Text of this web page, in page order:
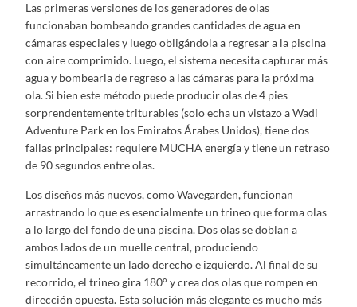
Las primeras versiones de los generadores de olas
funcionaban bombeando grandes cantidades de agua en
cámaras especiales y luego obligándola a regresar a la piscina
con aire comprimido. Luego, el sistema necesita capturar más
agua y bombearla de regreso a las cámaras para la próxima
ola. Si bien este método puede producir olas de 4 pies
sorprendentemente triturables (solo echa un vistazo a Wadi
Adventure Park en los Emiratos Árabes Unidos), tiene dos
fallas principales: requiere MUCHA energía y tiene un retraso
de 90 segundos entre olas.
Los diseños más nuevos, como Wavegarden, funcionan
arrastrando lo que es esencialmente un trineo que forma olas
a lo largo del fondo de una piscina. Dos olas se doblan a
ambos lados de un muelle central, produciendo
simultáneamente un lado derecho e izquierdo. Al final de su
recorrido, el trineo gira 180° y crea dos olas que rompen en
dirección opuesta. Esta solución más elegante es mucho más